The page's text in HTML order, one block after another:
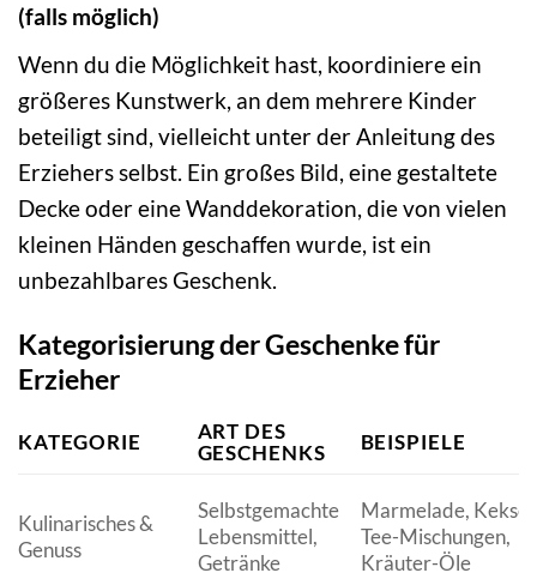
(falls möglich)
Wenn du die Möglichkeit hast, koordiniere ein
größeres Kunstwerk, an dem mehrere Kinder
beteiligt sind, vielleicht unter der Anleitung des
Erziehers selbst. Ein großes Bild, eine gestaltete
Decke oder eine Wanddekoration, die von vielen
kleinen Händen geschaffen wurde, ist ein
unbezahlbares Geschenk.
Kategorisierung der Geschenke für
Erzieher
KATEGORIE
ART DES
GESCHENKS
BEISPIELE
Kulinarisches &
Genuss
Selbstgemachte
Lebensmittel,
Getränke
Marmelade, Kekse,
Tee-Mischungen,
Kräuter-Öle